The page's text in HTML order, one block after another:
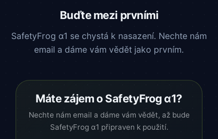
Buďte mezi prvními
SafetyFrog α1 se chystá k nasazení. Nechte nám
email a dáme vám vědět jako prvním.
Máte zájem o SafetyFrog α1?
Nechte nám email a dáme vám vědět, až bude
SafetyFrog α1 připraven k použití.